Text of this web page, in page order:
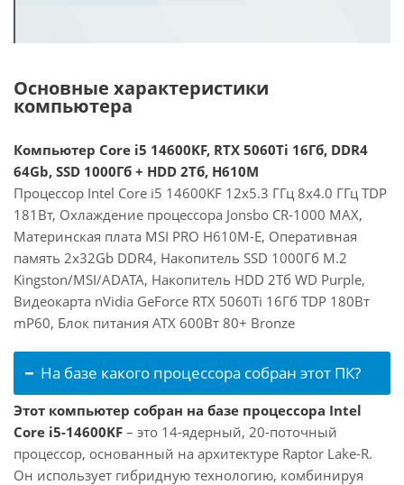
Основные характеристики
компьютера
Компьютер Core i5 14600KF, RTX 5060Ti 16Гб, DDR4
64Gb, SSD 1000Гб + HDD 2Тб, H610M
Процессор Intel Core i5 14600KF 12x5.3 ГГц 8x4.0 ГГц TDP
181Вт, Охлаждение процессора Jonsbo CR-1000 MAX,
Материнская плата MSI PRO H610M-E, Оперативная
память 2x32Gb DDR4, Накопитель SSD 1000Гб M.2
Kingston/MSI/ADATA, Накопитель HDD 2Тб WD Purple,
Видеокарта nVidia GeForce RTX 5060Ti 16Гб TDP 180Вт
mP60, Блок питания ATX 600Вт 80+ Bronze
На базе какого процессора собран этот ПК?
Этот компьютер собран на базе процессора Intel
Core i5-14600KF – это 14-ядерный, 20-поточный
процессор, основанный на архитектуре Raptor Lake-R.
Он использует гибридную технологию, комбинируя